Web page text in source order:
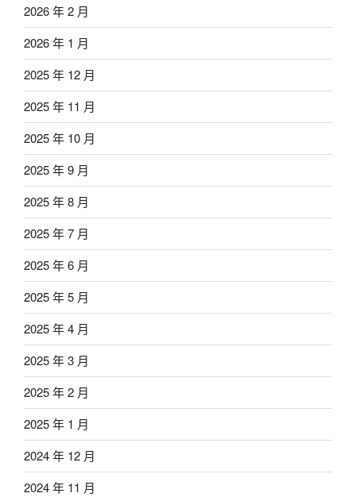
2026 年 2 月
2026 年 1 月
2025 年 12 月
2025 年 11 月
2025 年 10 月
2025 年 9 月
2025 年 8 月
2025 年 7 月
2025 年 6 月
2025 年 5 月
2025 年 4 月
2025 年 3 月
2025 年 2 月
2025 年 1 月
2024 年 12 月
2024 年 11 月